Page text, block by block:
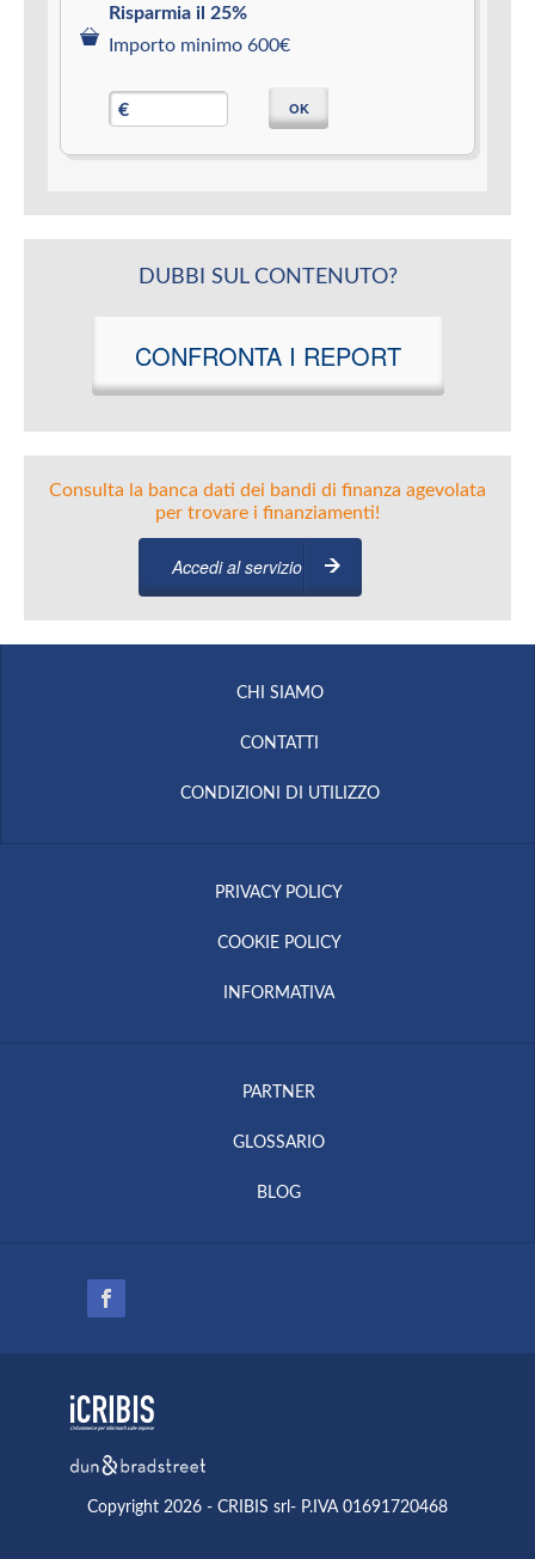
Risparmia il 25%
Importo minimo 600€
€ OK
DUBBI SUL CONTENUTO?
CONFRONTA I REPORT
Consulta la banca dati dei bandi di finanza agevolata
per trovare i finanziamenti!
Accedi al servizio
CHI SIAMO
CONTATTI
CONDIZIONI DI UTILIZZO
PRIVACY POLICY
COOKIE POLICY
INFORMATIVA
PARTNER
GLOSSARIO
BLOG
Copyright 2026 - CRIBIS srl- P.IVA 01691720468